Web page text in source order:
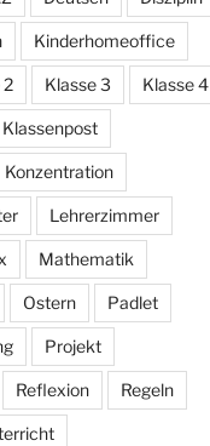
Kinderhomeoffice
2 Klasse 3 Klasse 4
Klassenpost
Konzentration
Lehrerzimmer
Mathematik
Ostern Padlet
Projekt
Reflexion Regeln